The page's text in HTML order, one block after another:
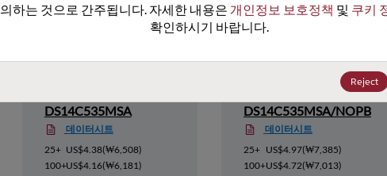
DS14C535MSA
데이터시트
25+ US$4.38(₩6,508)
100+US$4.16(₩6,181)
DS14C535MSA/NOPB
데이터시트
25+ US$4.97(₩7,385)
100+US$4.72(₩7,013)
의하는 것으로 간주됩니다. 자세한 내용은 개인정보 보호정책 및 쿠키
확인하시기 바랍니다.
Reject